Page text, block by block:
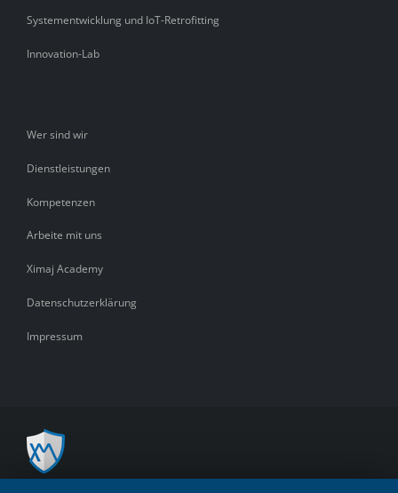
Systementwicklung und IoT-Retrofitting
Innovation-Lab
Wer sind wir
Dienstleistungen
Kompetenzen
Arbeite mit uns
Ximaj Academy
Datenschutzerklärung
Impressum